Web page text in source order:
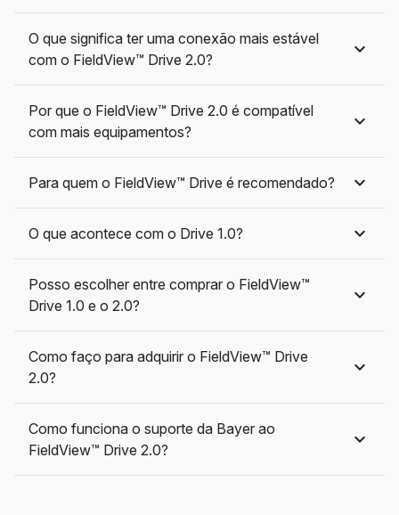
O que significa ter uma conexão mais estável
com o FieldView™ Drive 2.0?​
Por que o FieldView™ Drive 2.0 é compatível
com mais equipamentos?
Para quem o FieldView™ Drive é recomendado?
O que acontece com o Drive 1.0?​
Posso escolher entre comprar o FieldView™
Drive 1.0 e o 2.0?
Como faço para adquirir o FieldView™ Drive
2.0?​
Como funciona o suporte da Bayer ao
FieldView™ Drive 2.0?